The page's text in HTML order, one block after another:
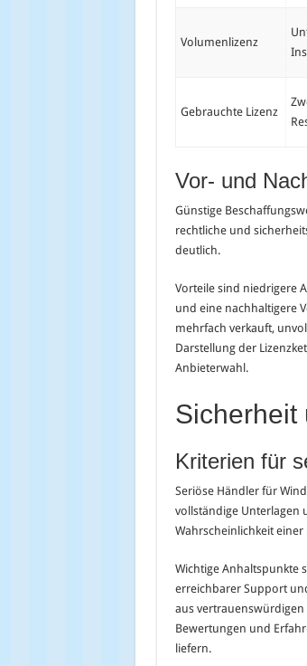
Volumenlizenz
Gebrauchte Lizenz
Vor- und
Günstige
rechtliche und
deutlich.
Vorteile sind niedrigere
und eine nachhaltigere
mehrfach verkauft,
Darstellung der
Anbieterwahl.
Sicherheit
Kriterien für
Seriöse Händler für
vollständige Unterlagen
Wahrscheinlichkeit
Wichtige Anhaltspunkte
erreichbarer Support
aus
Bewertungen und
liefern.